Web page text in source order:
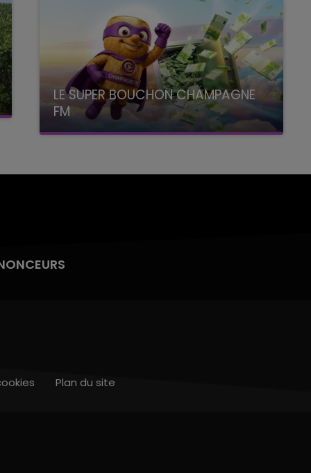
LE SUPER BOUCHON CHAMPAGNE
FM
avec La Famille Champagne FM, à 8H10
Plan du site